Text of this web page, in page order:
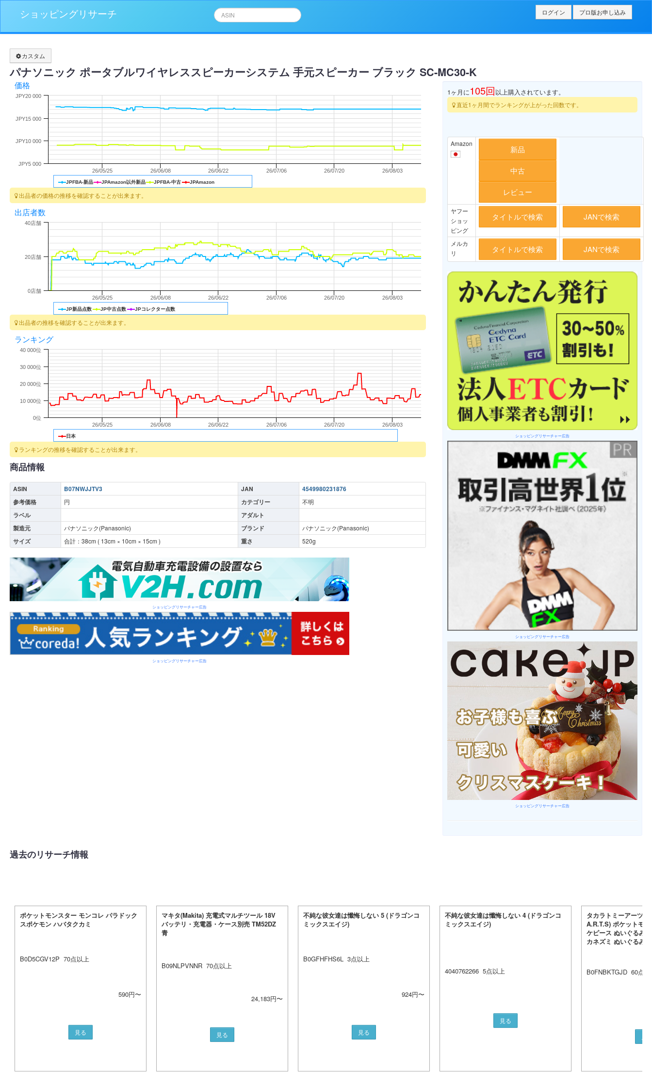
ショッピングリサーチ ログイン プロ版お申し込み
カスタム
パナソニック ポータブルワイヤレススピーカーシステム 手元スピーカー ブラック SC-MC30-K
価格
JPFBA-新品 JPAmazon以外新品 JPFBA-中古 JPAmazon
26/05/25 26/06/08 26/06/22 26/07/06 26/07/20 26/08/03
JPY5 000
JPY10 000
JPY15 000
JPY20 000
出品者の価格の推移を確認することが出来ます。
出店者数
JP新品点数 JP中古点数 JPコレクター点数
26/05/25 26/06/08 26/06/22 26/07/06 26/07/20 26/08/03
0店舗
20店舗
40店舗
出品者の推移を確認することが出来ます。
ランキング
日本
26/05/25 26/06/08 26/06/22 26/07/06 26/07/20 26/08/03
0位
10 000位
20 000位
30 000位
40 000位
ランキングの推移を確認することが出来ます。
商品情報
ASIN B07NWJJTV3 JAN
4549980231876
参考価格
円 カテゴリー 不明
ラベル
アダルト
製造元
パナソニック(Panasonic) ブランド パナソニック(Panasonic)
サイズ 合計： 38cm ( 13cm × 10cm × 15cm ) 重さ 520g
ショッピングリサーチャー広告
ショッピングリサーチャー広告
1ヶ月に105回以上購入されています。
直近1ヶ月間でランキングが上がった回数です。
Amazon
新品
中古
レビュー
ヤフー
ショッ
ピング
タイトルで検索 JANで検索
メルカ
リ
タイトルで検索 JANで検索
ショッピングリサーチャー広告
ショッピングリサーチャー広告
ショッピングリサーチャー広告
過去のリサーチ情報
ポケットモンスター モンコレ パラドック
スポケモン ハバタクカミ
B0D5CGV12P 70点以上
590円〜
見る
マキタ(Makita) 充電式マルチツール 18V
バッテリ・充電器・ケース別売 TM52DZ
青
B09NLPVNNR 70点以上
24,183円〜
見る
不純な彼女達は懺悔しない 5 (ドラゴンコ
ミックスエイジ)
B0GFHFHS6L 3点以上
924円〜
見る
不純な彼女達は懺悔しない 4 (ドラゴンコ
ミックスエイジ)
4040762266 5点以上
見る
タカラトミーアーツ
A.R.T.S) ポケットモ
ケピース ぬいぐるみ (
カネズミ ぬいぐるみ
B0FNBKTGJD 60点